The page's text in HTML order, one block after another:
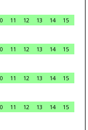
11 12 13 14
15
11 12 13 14
15
11 12 13 14
15
11 12 13 14
15